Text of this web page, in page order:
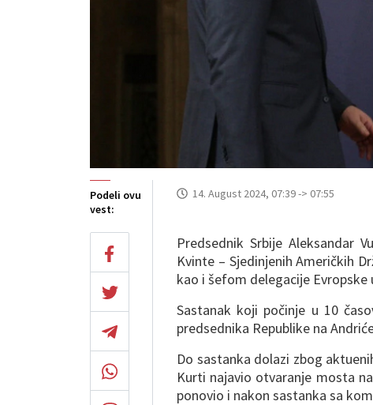
Podeli ovu
vest:
14. August 2024, 07:39 -> 07:55
Predsednik Srbije Aleksandar
Kvinte – Sjedinjenih Američkih
kao i šefom delegacije Evropske
Sastanak koji počinje u 10
predsednika Republike na
Do sastanka dolazi zbog
Kurti najavio otvaranje mosta
ponovio i nakon sastanka sa